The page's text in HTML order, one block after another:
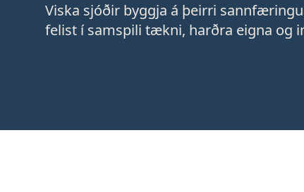
Viska sjóðir byggja á þeirri
felist í samspili tækni, harðra eigna og